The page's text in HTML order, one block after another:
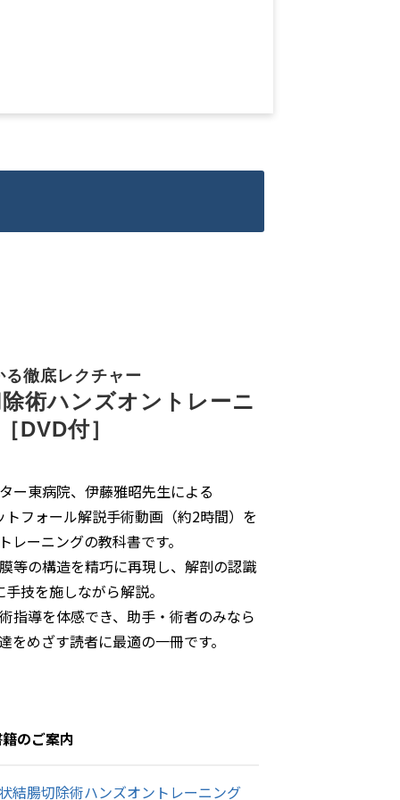
る徹底レクチャー
術ハンズオントレーニ
DVD付］
ー東病院、伊藤雅昭先生による
トフォール解説手術動画（約2時間）を
レーニングの教科書です。
等の構造を精巧に再現し、解剖の認識
技を施しながら解説。
指導を体感でき、助手・術者のみなら
めざす読者に最適の一冊です。
のご案内
結腸切除術ハンズオントレーニング